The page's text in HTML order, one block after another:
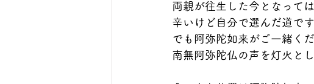
両親が往生した今となって
辛いけど自分で選んだ道です
でも阿弥陀如来がご一緒くだ
南無阿弥陀仏の声を灯火と